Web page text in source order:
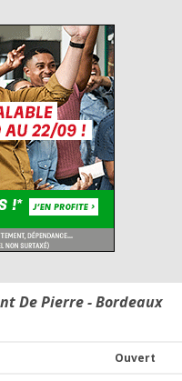
De Pierre - Bordeaux
Ouvert